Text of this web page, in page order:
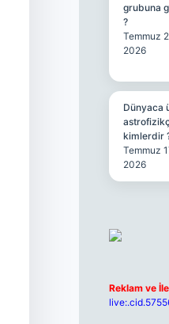
grubuna
?
Temmuz
2026
Dünyaca
kimlerdir
Temmuz
2026
Reklam ve